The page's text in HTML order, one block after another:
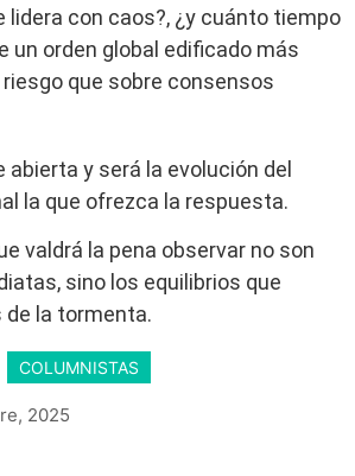
lidera con caos?, ¿y cuánto tiempo
un orden global edificado más
que sobre consensos
abierta y será la evolución del
la que ofrezca la respuesta.
valdrá la pena observar no son
sino los equilibrios que
la tormenta.
COLUMNISTAS
2025